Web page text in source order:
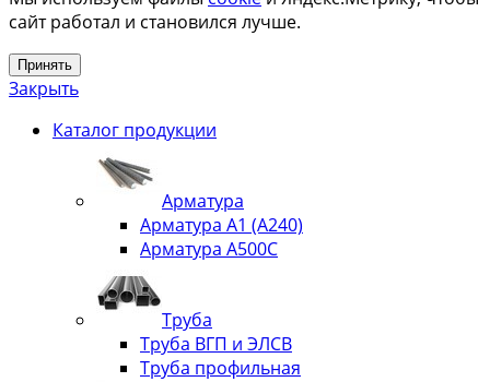
сайт работал и становился лучше.
Принять
Закрыть
Каталог продукции
Арматура
Арматура А1 (А240)
Арматура А500С
Труба
Труба ВГП и ЭЛСВ
Труба профильная